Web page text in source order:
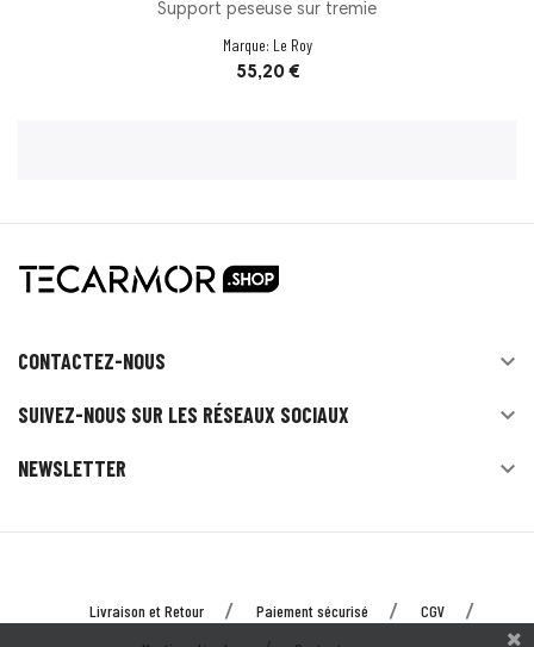
Support peseuse sur tremie
Marque: Le Roy
Prix
55,20 €
CONTACTEZ-NOUS 
SUIVEZ-NOUS SUR LES RÉSEAUX SOCIAUX 
NEWSLETTER 
Livraison et Retour Paiement sécurisé
CGV